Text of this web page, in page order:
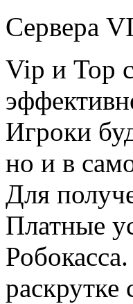
Сервера
Vip и Top
Игроки
но и в
Для
Платные
раскрутке